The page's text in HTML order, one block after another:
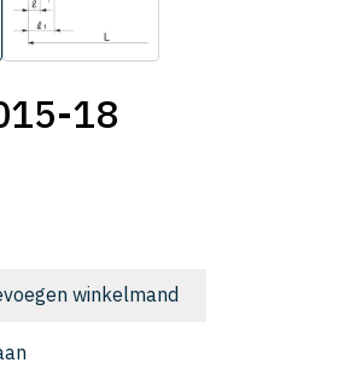
18
winkelmand